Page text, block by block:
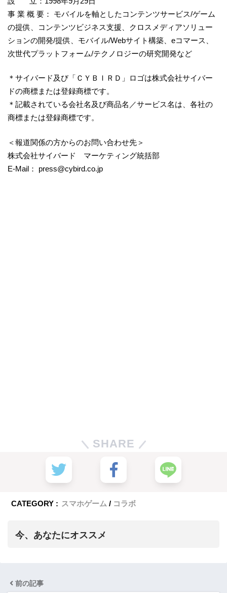
事 業 概 要： モバイルを軸としたコンテンツサービス/ゲーム
の提供、コンテンツビジネス支援、クロスメディアソリュー
ションの開発/提供、モバイル/Webサイト構築、eコマース、
次世代プラットフォーム/テクノロジーの研究開発など
＊サイバード及び「ＣＹＢＩＲＤ」ロゴは株式会社サイバー
ドの商標または登録商標です。
＊記載されている会社名及び商品名／サービス名は、各社の
商標または登録商標です。
＜報道関係の方からのお問い合わせ先＞
株式会社サイバード マーケティング統括部
E-Mail： press@cybird.co.jp
SHARE
CATEGORY : スマホゲーム コラボ
今、あなたにオススメ
前の記事